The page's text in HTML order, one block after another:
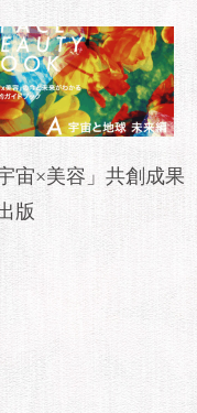
宇宙×美容」共創成果
版